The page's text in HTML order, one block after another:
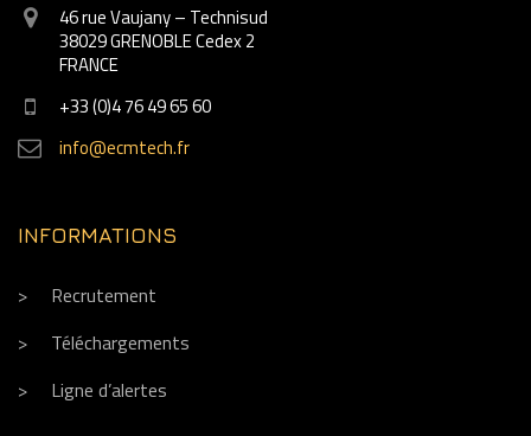
46 rue Vaujany – Technisud
38029 GRENOBLE Cedex 2
FRANCE
+33 (0)4 76 49 65 60
info@ecmtech.fr
INFORMATIONS
Recrutement
Téléchargements
Ligne d’alertes